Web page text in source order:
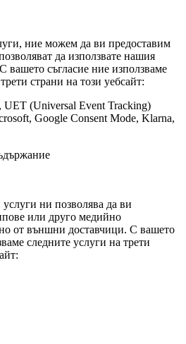
ние можем да ви предоставим
да използвате нашия
вашето съгласие ние използваме
страни на този уебсайт:
UET (Universal Event Tracking)
Google Consent Mode, Klarna,
ни позволява да ви
или друго медийно
от външни доставчици. С вашето
следните услуги на трети